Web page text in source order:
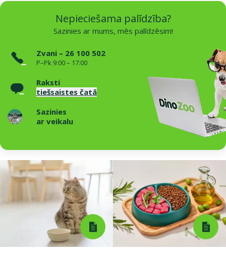
Nepieciešama palīdzība?
Sazinies ar mums, mēs palīdzēsim!
Zvani – 26 100 502
P–Pk 9:00 – 17:00
Raksti
tiešsaistes čatā
Sazinies
ar veikalu